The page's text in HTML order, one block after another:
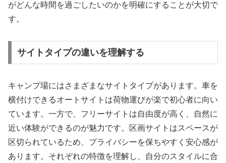
がどんな時間を過ごしたいのかを明確にすることが大切で
す。
サイトタイプの違いを理解する
キャンプ場にはさまざまなサイトタイプがあります。車を
横付けできるオートサイトは荷物運びが楽で初心者に向い
ています。一方で、フリーサイトは自由度が高く、自然に
近い体験ができるのが魅力です。区画サイトはスペースが
区切られているため、プライバシーを保ちやすく安心感が
あります。それぞれの特徴を理解し、自分のスタイルに合